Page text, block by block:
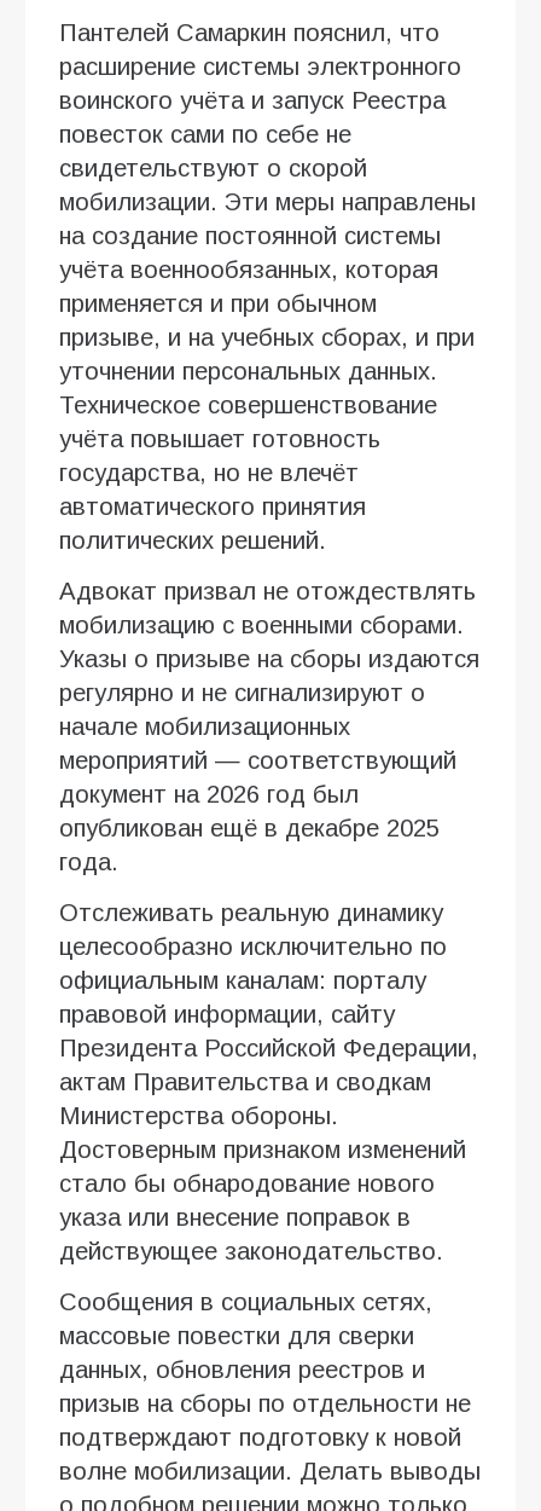
Пантелей Самаркин пояснил, что
расширение системы электронного
воинского учёта и запуск Реестра
повесток сами по себе не
свидетельствуют о скорой
мобилизации. Эти меры направлены
на создание постоянной системы
учёта военнообязанных, которая
применяется и при обычном
призыве, и на учебных сборах, и при
уточнении персональных данных.
Техническое совершенствование
учёта повышает готовность
государства, но не влечёт
автоматического принятия
политических решений.
Адвокат призвал не отождествлять
мобилизацию с военными сборами.
Указы о призыве на сборы издаются
регулярно и не сигнализируют о
начале мобилизационных
мероприятий — соответствующий
документ на 2026 год был
опубликован ещё в декабре 2025
года.
Отслеживать реальную динамику
целесообразно исключительно по
официальным каналам: порталу
правовой информации, сайту
Президента Российской Федерации,
актам Правительства и сводкам
Министерства обороны.
Достоверным признаком изменений
стало бы обнародование нового
указа или внесение поправок в
действующее законодательство.
Сообщения в социальных сетях,
массовые повестки для сверки
данных, обновления реестров и
призыв на сборы по отдельности не
подтверждают подготовку к новой
волне мобилизации. Делать выводы
о подобном решении можно только